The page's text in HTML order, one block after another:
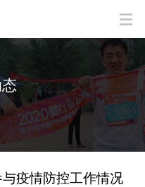
疫情防控工作情况